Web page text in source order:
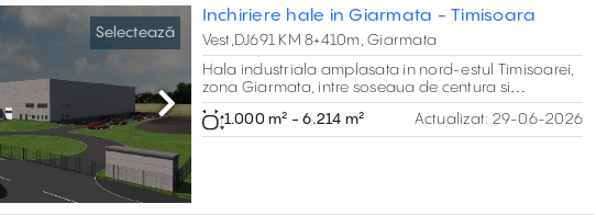
Selectează
Next
Inchiriere hale in Giarmata - Timisoara
Vest,DJ691 KM 8+410m, Giarmata
Hala industriala amplasata in nord-estul Timisoarei,
zona Giarmata, intre soseaua de centura si
Autostrada A1.
1.000 m² - 6.214 m²
Actualizat: 29-06-2026